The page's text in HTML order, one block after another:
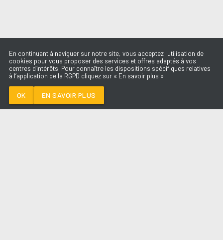
En continuant à naviguer sur notre site, vous acceptez l'utilisation de
cookies pour vous proposer des services et offres adaptés à vos
centres d'intérêts. Pour connaître les dispositions spécifiques relatives
à l’application de la RGPD cliquez sur « En savoir plus »
OK EN SAVOIR PLUS